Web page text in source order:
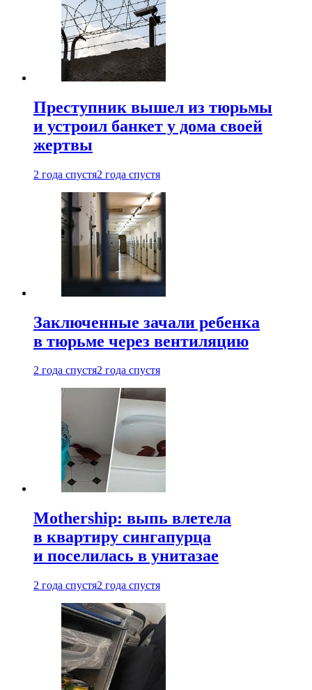
Преступник вышел из тюрьмы
и устроил банкет у дома своей
жертвы
2 года спустя2 года спустя
Заключенные зачали ребенка
в тюрьме через вентиляцию
2 года спустя2 года спустя
Mothership: выпь влетела
в квартиру сингапурца
и поселилась в унитазае
2 года спустя2 года спустя